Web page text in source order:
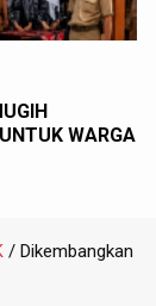
WARGA
/ Dikembangkan